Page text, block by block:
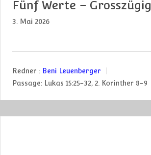
Fünf Werte – Grosszügig
3. Mai 2026
Redner : Beni Leuenberger
Passage: Lukas 15:25-32, 2. Korinther 8-9